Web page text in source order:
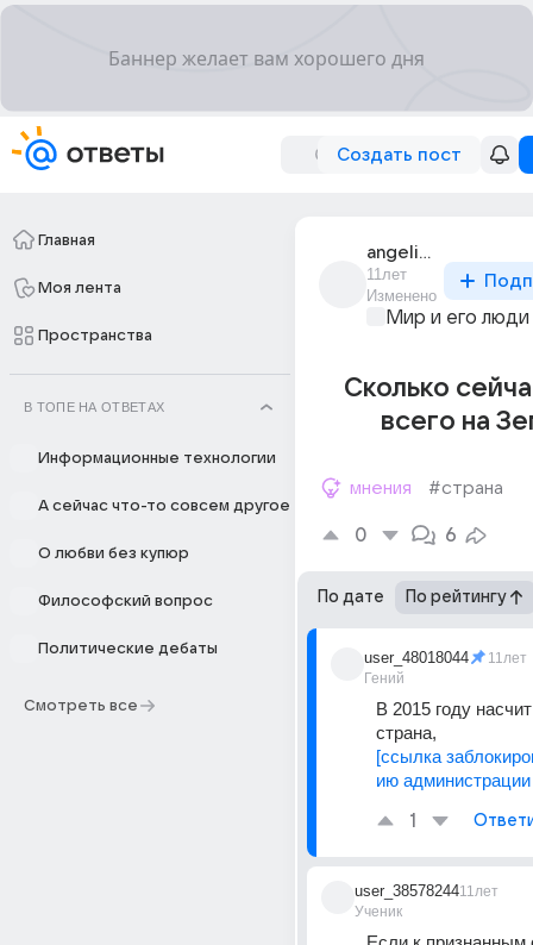
Создать пост
Главная
Моя лента
Пространства
В ТОПЕ НА ОТВЕТАХ
Информационные технологии
А сейчас что-то совсем другое
О любви без купюр
Философский вопрос
Политические дебаты
Смотреть все
angelina_4842
11лет
Изменено
Мир и его люди
Сколько
всего на
мнения #страна
0 6
По дате По рейтингу
user_48018044
Гений
11лет
В 2015 году
страна,
[ссылка
ию администрации
1
user_38578244
Ученик
11лет